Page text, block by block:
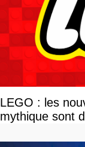
LEGO : les
mythique sont